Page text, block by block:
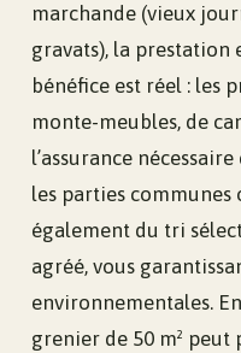
marchande (vieux
gravats), la prestation
bénéfice est réel : les
monte-meubles, de
l’assurance
les parties communes
également du tri
agréé, vous
environnementales.
grenier de 50 m² peut